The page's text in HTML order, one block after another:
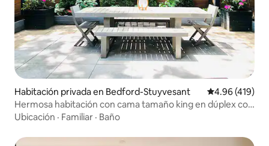
Habitación privada en Bedford-Stuyvesant Calificación
4.96 (419)
Hermosa habitación con cama tamaño king en dúplex con
jardín compartido.
Ubicación · Familiar · Baño